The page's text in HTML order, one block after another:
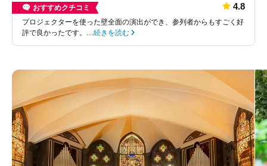
おすすめクチコミ 4.8
プロジェクターを使った壁全面の演出ができ、参列者からもすごく好
評で良かったです。… 続きを読む